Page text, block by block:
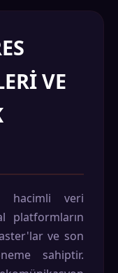
VE
hacimli veri
platformların
ve son
sahiptir.